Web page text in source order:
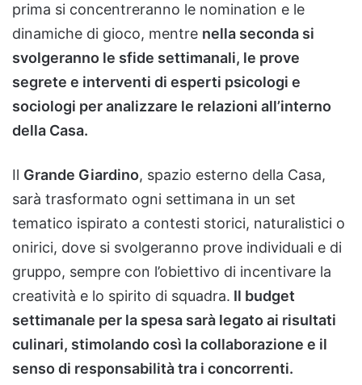
prima si concentreranno le nomination e le
dinamiche di gioco, mentre nella seconda si
svolgeranno le sfide settimanali, le prove
segrete e interventi di esperti psicologi e
sociologi per analizzare le relazioni all’interno
della Casa.
Il Grande Giardino, spazio esterno della Casa,
sarà trasformato ogni settimana in un set
tematico ispirato a contesti storici, naturalistici o
onirici, dove si svolgeranno prove individuali e di
gruppo, sempre con l’obiettivo di incentivare la
creatività e lo spirito di squadra. Il budget
settimanale per la spesa sarà legato ai risultati
culinari, stimolando così la collaborazione e il
senso di responsabilità tra i concorrenti.